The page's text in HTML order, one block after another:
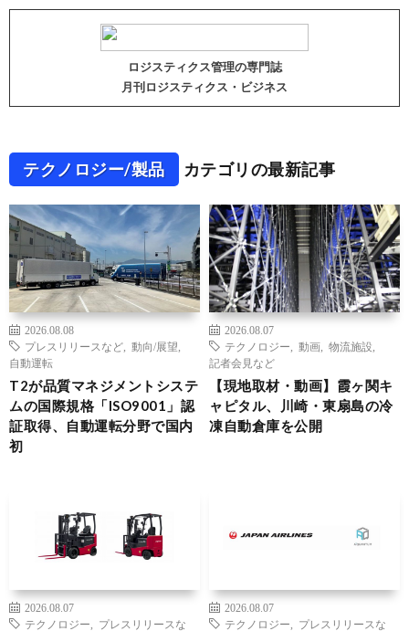
ロジスティクス管理の専門誌
月刊ロジスティクス・ビジネス
テクノロジー/製品 カテゴリの最新記事
2026.08.08
プレスリリースなど
動向/展望
自動運転
T2が品質マネジメントシステ
ムの国際規格「ISO9001」認
証取得、自動運転分野で国内
初
2026.08.07
テクノロジー
動画 物流施設
記者会見など
【現地取材・動画】霞ヶ関キ
ャピタル、川崎・東扇島の冷
凍自動倉庫を公開
2026.08.07
テクノロジー
プレスリリースな
2026.08.07
テクノロジー
プレスリリースな